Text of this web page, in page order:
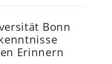
Bonn
Erinnern